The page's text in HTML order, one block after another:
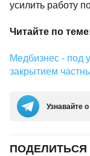
усилить работу
Читайте по
Медбизнес - под
закрытием
Узнавайте
ПОДЕЛИТЬСЯ